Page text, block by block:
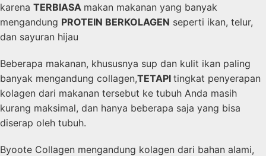
karena TERBIASA makan makanan yang banyak
mengandung PROTEIN BERKOLAGEN seperti ikan, telur,
dan sayuran hijau
Beberapa makanan, khususnya sup dan kulit ikan paling
banyak mengandung collagen,TETAPI tingkat penyerapan
kolagen dari makanan tersebut ke tubuh Anda masih
kurang maksimal, dan hanya beberapa saja yang bisa
diserap oleh tubuh.
Byoote Collagen mengandung kolagen dari bahan alami,